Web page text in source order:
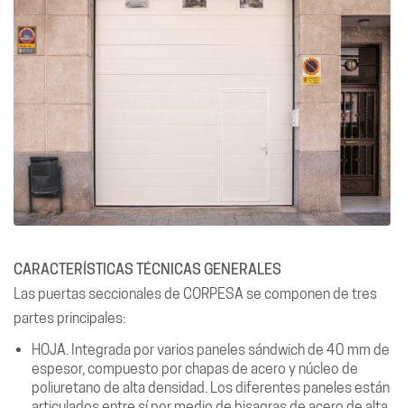
CARACTERÍSTICAS TÉCNICAS GENERALES
Las puertas seccionales de CORPESA se componen de tres
partes principales:
HOJA. Integrada por varios paneles sándwich de 40 mm de
espesor, compuesto por chapas de acero y núcleo de
poliuretano de alta densidad. Los diferentes paneles están